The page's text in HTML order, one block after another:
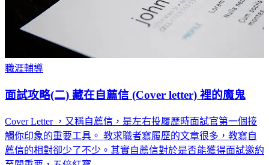
職涯輔導
面試攻略(二) 藏在自薦信 (Cover letter) 裡的魔鬼
Cover Letter ，又稱自薦信，是左右投履歷時面試官第一個接
觸你印象的重要工具。 教求職者寫履歷的文章很多，教寫自
薦信的相對卻少了不少。其實自薦信對於是否能獲得面試邀約